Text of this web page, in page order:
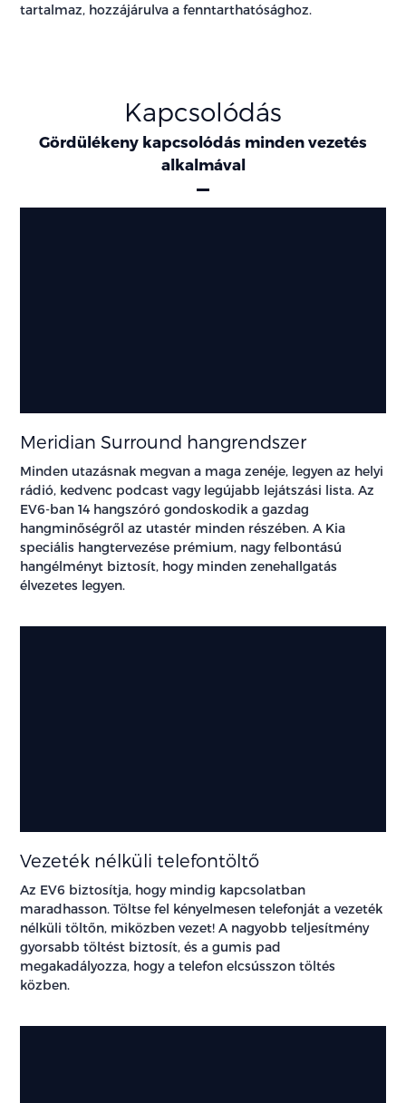
tartalmaz, hozzájárulva a fenntarthatósághoz.
Kapcsolódás
Gördülékeny kapcsolódás minden vezetés
alkalmával
Meridian Surround hangrendszer
Minden utazásnak megvan a maga zenéje, legyen az helyi
rádió, kedvenc podcast vagy legújabb lejátszási lista. Az
EV6-ban 14 hangszóró gondoskodik a gazdag
hangminőségről az utastér minden részében. A Kia
speciális hangtervezése prémium, nagy felbontású
hangélményt biztosít, hogy minden zenehallgatás
élvezetes legyen.
Vezeték nélküli telefontöltő
Az EV6 biztosítja, hogy mindig kapcsolatban
maradhasson. Töltse fel kényelmesen telefonját a vezeték
nélküli töltőn, miközben vezet! A nagyobb teljesítmény
gyorsabb töltést biztosít, és a gumis pad
megakadályozza, hogy a telefon elcsússzon töltés
közben.